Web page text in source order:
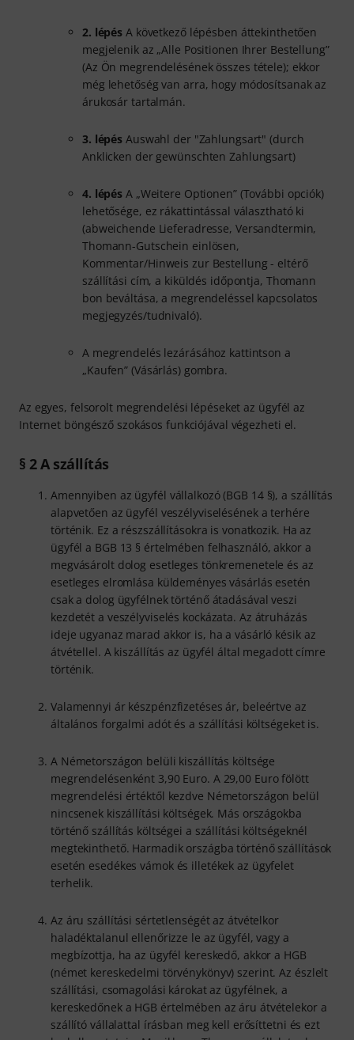
2. lépés A következő lépésben áttekinthetően
megjelenik az „Alle Positionen Ihrer Bestellung”
(Az Ön megrendelésének összes tétele); ekkor
még lehetőség van arra, hogy módosítsanak az
árukosár tartalmán.
3. lépés Auswahl der "Zahlungsart" (durch
Anklicken der gewünschten Zahlungsart)
4. lépés A „Weitere Optionen” (További opciók)
lehetősége, ez rákattintással választható ki
(abweichende Lieferadresse, Versandtermin,
Thomann-Gutschein einlösen,
Kommentar/Hinweis zur Bestellung - eltérő
szállítási cím, a kiküldés időpontja, Thomann
bon beváltása, a megrendeléssel kapcsolatos
megjegyzés/tudnivaló).
A megrendelés lezárásához kattintson a
„Kaufen” (Vásárlás) gombra.
Az egyes, felsorolt megrendelési lépéseket az ügyfél az
Internet böngésző szokásos funkciójával végezheti el.
§ 2 A szállítás
Amennyiben az ügyfél vállalkozó (BGB 14 §), a szállítás
alapvetően az ügyfél veszélyviselésének a terhére
történik. Ez a részszállításokra is vonatkozik. Ha az
ügyfél a BGB 13 § értelmében felhasználó, akkor a
megvásárolt dolog esetleges tönkremenetele és az
esetleges elromlása küldeményes vásárlás esetén
csak a dolog ügyfélnek történő átadásával veszi
kezdetét a veszélyviselés kockázata. Az átruházás
ideje ugyanaz marad akkor is, ha a vásárló késik az
átvétellel. A kiszállítás az ügyfél által megadott címre
történik.
Valamennyi ár készpénzfizetéses ár, beleértve az
általános forgalmi adót és a szállítási költségeket is.
A Németországon belüli kiszállítás költsége
megrendelésenként 3,90 Euro. A 29,00 Euro fölött
megrendelési értéktől kezdve Németországon belül
nincsenek kiszállítási költségek. Más országokba
történő szállítás költségei a szállítási költségeknél
megtekinthető. Harmadik országba történő szállítások
esetén esedékes vámok és illetékek az ügyfelet
terhelik.
Az áru szállítási sértetlenségét az átvételkor
haladéktalanul ellenőrizze le az ügyfél, vagy a
megbízottja, ha az ügyfél kereskedő, akkor a HGB
(német kereskedelmi törvénykönyv) szerint. Az észlelt
szállítási, csomagolási károkat az ügyfélnek, a
kereskedőnek a HGB értelmében az áru átvételekor a
szállító vállalattal írásban meg kell erősíttetni és ezt